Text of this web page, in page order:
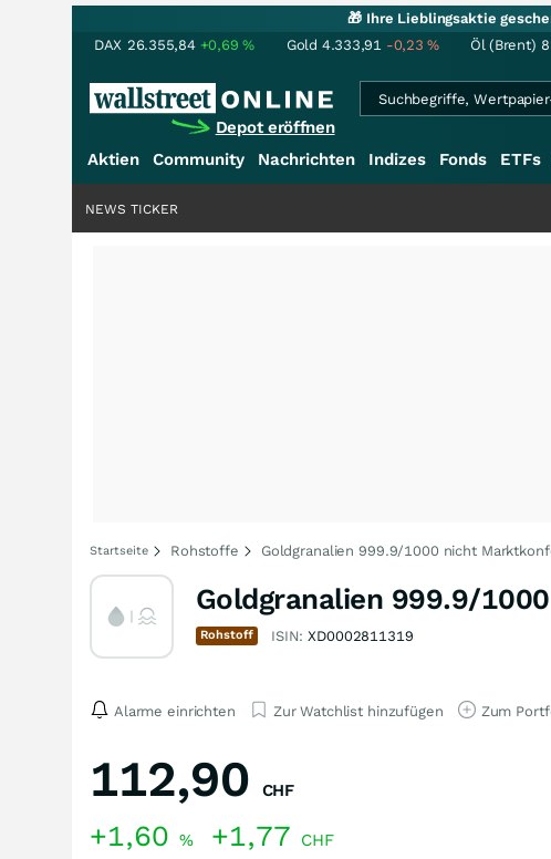
🎁 Ihre Lieblingsaktie
DAX 26.355,84 +0,69% Gold 4.333,91 -0,23% Öl (Brent)
Depot eröffnen
Aktien
Community Nachrichten Indizes Fonds ETFs
NEWS TICKER
Startseite Rohstoffe Goldgranalien 999.9/1000 nicht
Goldgranalien 999.9/
Rohstoff ISIN:XD0002811319
Alarme einrichten Zur Watchlist hinzufügen Zum
112,90 CHF
+1,60 % +1,77 CHF